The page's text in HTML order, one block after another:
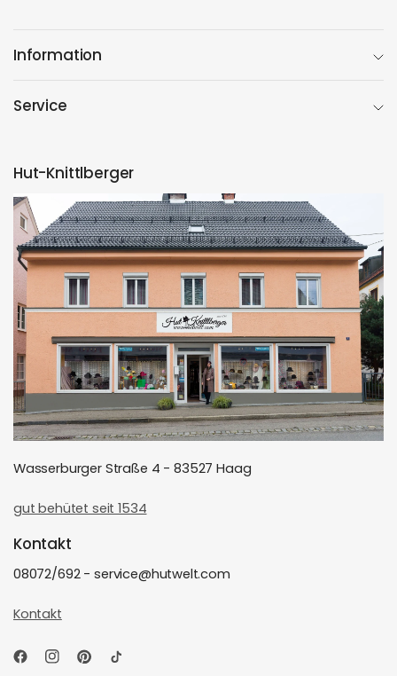
Information
Service
Hut-Knittlberger
Wasserburger Straße 4 - 83527 Haag
gut behütet seit 1534
Kontakt
08072/692 - service@hutwelt.com
Kontakt